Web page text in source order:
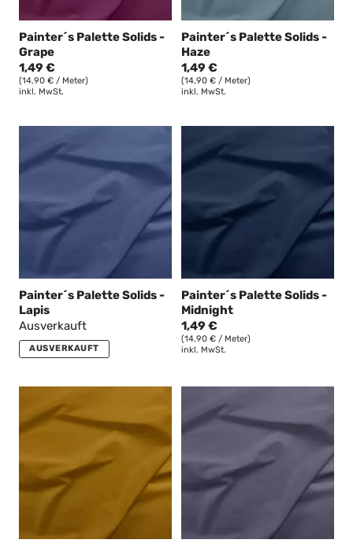
Painter´s Palette Solids -
Grape
1,49 €
(14,90 € / Meter)
inkl. MwSt.
Painter´s Palette Solids -
Haze
1,49 €
(14,90 € / Meter)
inkl. MwSt.
Painter´s Palette Solids -
Lapis
Ausverkauft
AUSVERKAUFT
Painter´s Palette Solids -
Midnight
1,49 €
(14,90 € / Meter)
inkl. MwSt.